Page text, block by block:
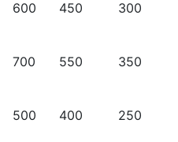
600 450 300
700 550 350
500 400 250